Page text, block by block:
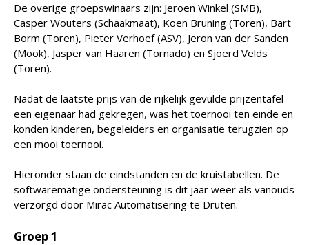
De overige groepswinaars zijn: Jeroen Winkel (SMB),
Casper Wouters (Schaakmaat), Koen Bruning (Toren), Bart
Borm (Toren), Pieter Verhoef (ASV), Jeron van der Sanden
(Mook), Jasper van Haaren (Tornado) en Sjoerd Velds
(Toren).
Nadat de laatste prijs van de rijkelijk gevulde prijzentafel
een eigenaar had gekregen, was het toernooi ten einde en
konden kinderen, begeleiders en organisatie terugzien op
een mooi toernooi.
Hieronder staan de eindstanden en de kruistabellen. De
softwarematige ondersteuning is dit jaar weer als vanouds
verzorgd door Mirac Automatisering te Druten.
Groep 1